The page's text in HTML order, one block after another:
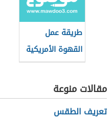
طريقة عمل
القهوة الأمريكية
في البيت
مقالات منوعة
تعريف الطقس